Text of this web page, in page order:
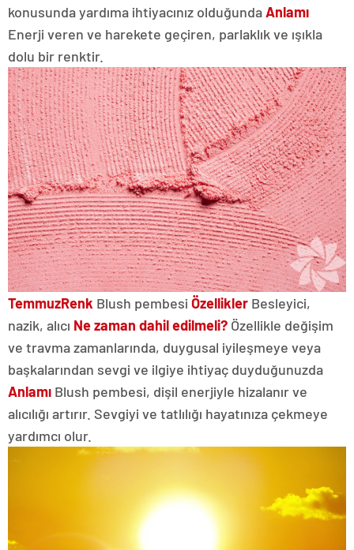
konusunda yardıma ihtiyacınız olduğundaAnlamı
Enerji veren ve harekete geçiren, parlaklık ve ışıkla
dolu bir renktir.
TemmuzRenk Blush pembesi Özellikler Besleyici,
nazik, alıcı Ne zaman dahil edilmeli? Özellikle değişim
ve travma zamanlarında, duygusal iyileşmeye veya
başkalarından sevgi ve ilgiye ihtiyaç duyduğunuzda
Anlamı Blush pembesi, dişil enerjiyle hizalanır ve
alıcılığı artırır. Sevgiyi ve tatlılığı hayatınıza çekmeye
yardımcı olur.